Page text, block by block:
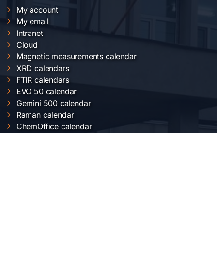
My account
My email
Intranet
Cloud
Magnetic measurements calendar
XRD calendars
FTIR calendars
EVO 50 calendar
Gemini 500 calendar
Raman calendar
ChemOffice calendar